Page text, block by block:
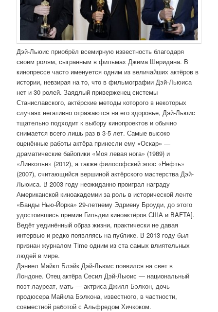
Дэй-Льюис приобрёл всемирную известность благодаря
своим ролям, сыгранным в фильмах Джима Шеридана. В
кинопрессе часто именуется одним из величайших актёров в
истории, невзирая на то, что в фильмографии Дэй-Льюиса
нет и 30 ролей. Заядлый приверженец системы
Станиславского, актёрские методы которого в некоторых
случаях негативно отражаются на его здоровье, Дэй-Льюис
тщательно подходит к выбору кинопроектов и обычно
снимается всего лишь раз в 3-5 лет. Самые высоко
оценённые работы актёра принесли ему «Оскар» —
драматические байопики «Моя левая нога» (1989) и
«Линкольн» (2012), а также философский эпос «Нефть»
(2007), считающийся вершиной актёрского мастерства Дэй-
Льюиса. В 2003 году неожиданно проиграл награду
Американской киноакадемии за роль в исторической ленте
«Банды Нью-Йорка» 29-летнему Эдриену Броуди, до этого
удостоившись премии Гильдии киноактёров США и BAFTA].
Ведёт уединённый образ жизни, практически не давая
интервью и редко появляясь на публике. В 2013 году был
признан журналом Time одним из ста самых влиятельных
людей в мире.
Дэниел Майкл Блэйк Дэй-Льюис появился на свет в
Лондоне. Отец актёра Сесил Дэй-Льюис — национальный
поэт-лауреат, мать — актриса Джилл Бэлкон, дочь
продюсера Майкла Бэлкона, известного, в частности,
совместной работой с Альфредом Хичкоком.